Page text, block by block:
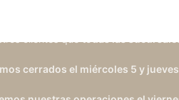
cerrados el miércoles 5 y